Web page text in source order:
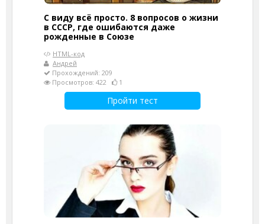
С виду всё просто. 8 вопросов о жизни
в СССР, где ошибаются даже
рожденные в Союзе
HTML-код
Андрей
Прохождений: 209
Просмотров: 422
1
Пройти тест